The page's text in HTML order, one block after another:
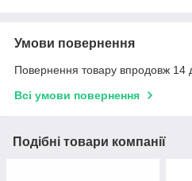
Умови повернення
Повернення товару впродовж 14
Всі умови повернення
Подібні товари компанії